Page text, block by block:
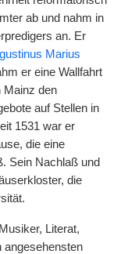
ab und nahm in
an. Er
Marius
er eine Wallfahrt
Mainz den
auf Stellen in
1531 war er
die eine
Sein Nachlaß und
die
Literat,
angesehensten